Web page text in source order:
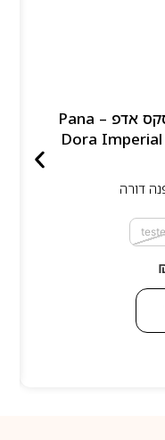
פנהדורה אימפריאל ווד יוניסקס אדפ – Pana
Dora